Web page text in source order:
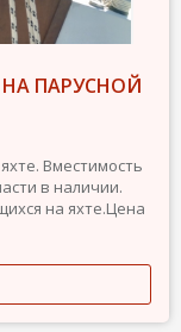
ПАРУСНОЙ
Вместимость
в наличии.
на яхте.Цена